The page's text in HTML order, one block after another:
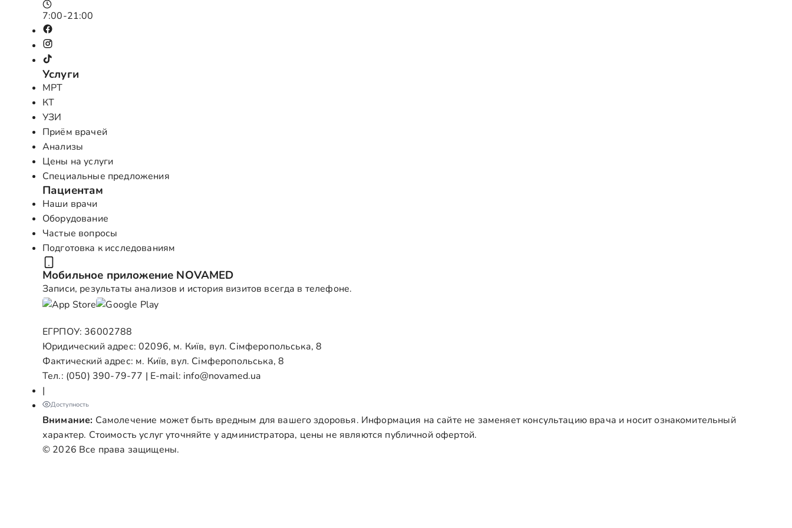
7:00-21:00
Услуги
МРТ
КТ
УЗИ
Приём врачей
Анализы
Цены на услуги
Специальные предложения
Пациентам
Наши врачи
Оборудование
Частые вопросы
Подготовка к исследованиям
Мобильное приложение NOVAMED
Записи, результаты анализов и история визитов всегда в телефоне.
ЕГРПОУ: 36002788
Юридический адрес: 02096, м. Київ, вул. Сімферопольська, 8
Фактический адрес: м. Київ, вул. Сімферопольська, 8
Тел.: (050) 390-79-77 | E-mail: info@novamed.ua
|
Доступность
Внимание: Самолечение может быть вредным для вашего здоровья. Информация на сайте не заменяет консультацию врача и носит ознакомительный
характер. Стоимость услуг уточняйте у администратора, цены не являются публичной офертой.
© 2026 Все права защищены.